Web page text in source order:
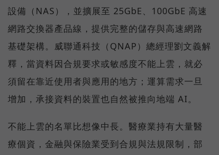
設備（NAS），並擴展至 25GbE、100GbE 高速
網路交換器產品線，提供完整的儲存與高速網路
基礎架構。威聯通科技（QNAP）總經理劉文義解
釋，當資料因合規要求或敏感度不能上雲，就必
須留在靠近使用者與應用的地方；運算需求一旦
增加，承接資料的裝置也自然被推向地端 AI。
不能上雲的名單比想像中長。醫療業持有大量醫
療個資，金融與保險業受到合規與法規限制，部